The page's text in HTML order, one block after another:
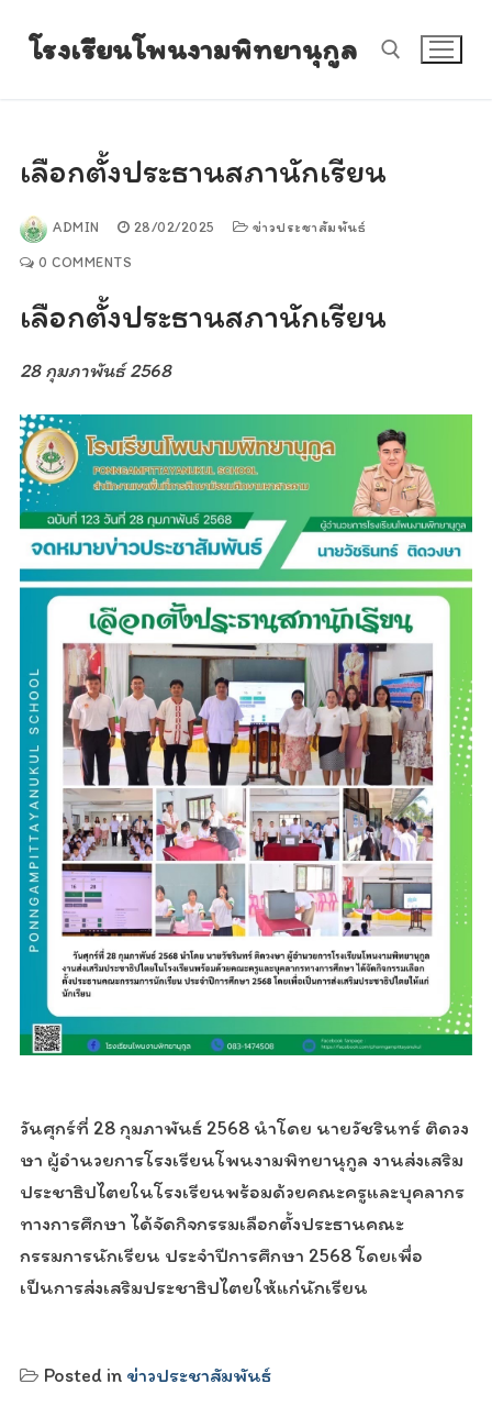
โรงเรียนโพนงามพิทยานุกูล
เลือกตั้งประธานสภานักเรียน
ADMIN 28/02/2025 ข่าวประชาสัมพันธ์
0 COMMENTS
เลือกตั้งประธานสภานักเรียน
28 กุมภาพันธ์ 2568
วันศุกร์ที่ 28 กุมภาพันธ์ 2568 นำโดย นายวัชรินทร์ ติดวง
ษา ผู้อำนวยการโรงเรียนโพนงามพิทยานุกูล งานส่งเสริม
ประชาธิปไตยในโรงเรียนพร้อมด้วยคณะครูและบุคลากร
ทางการศึกษา ได้จัดกิจกรรมเลือกตั้งประธานคณะ
กรรมการนักเรียน ประจำปีการศึกษา 2568 โดยเพื่อ
เป็นการส่งเสริมประชาธิปไตยให้แก่นักเรียน
Posted in ข่าวประชาสัมพันธ์